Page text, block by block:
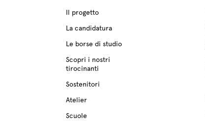
Il progetto
La candidatura
Le borse di studio
Scopri i nostri
tirocinanti
Sostenitori
Atelier
Scuole